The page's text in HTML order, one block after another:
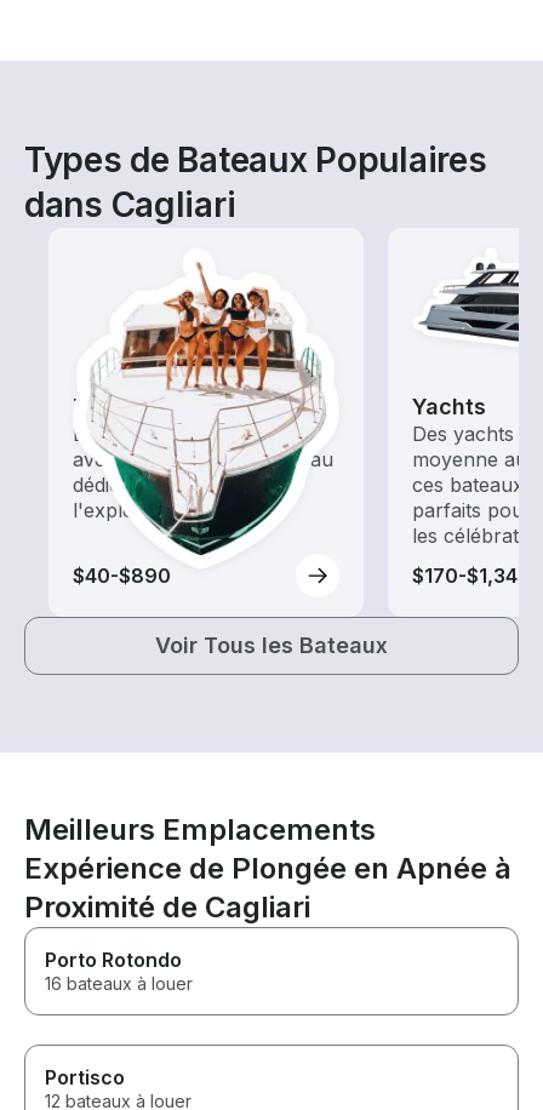
Types de Bateaux Populaires
dans Cagliari
Tours
Explorez les eaux locales
avec une location de bateau
dédiée au tourisme et à
l'exploration
$40-$890
Yachts
Des yachts
moyenne
ces bateaux
parfaits pour
les
$170-$1,340
Voir Tous les Bateaux
Meilleurs Emplacements
Expérience de Plongée en Apnée à
Proximité de Cagliari
Porto Rotondo
16 bateaux à louer
Portisco
12 bateaux à louer